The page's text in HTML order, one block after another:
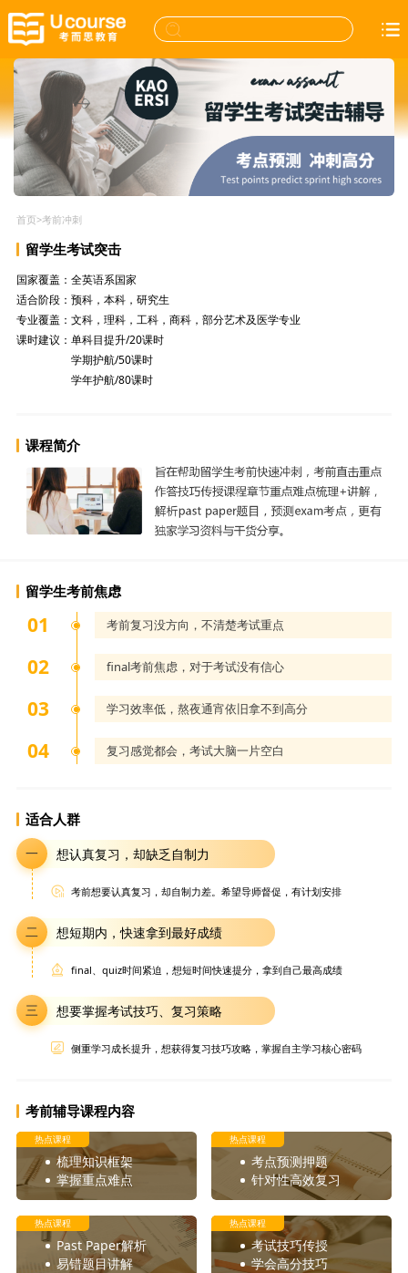
首页>考前冲刺
留学生考试突击
国家覆盖：全英语系国家
适合阶段：预科，本科，研究生
专业覆盖：文科，理科，工科，商科，部分艺术及医学专业
课时建议：单科目提升/20课时
学期护航/50课时
学年护航/80课时
课程简介
留学生考前焦虑
考前复习没方向，不清楚考试重点
final考前焦虑，对于考试没有信心
学习效率低，熬夜通宵依旧拿不到高分
复习感觉都会，考试大脑一片空白
适合人群
想认真复习，却缺乏自制力
考前想要认真复习，却自制力差。希望导师督促，有计划安排
想短期内，快速拿到最好成绩
final、quiz时间紧迫，想短时间快速提分，拿到自己最高成绩
想要掌握考试技巧、复习策略
侧重学习成长提升，想获得复习技巧攻略，掌握自主学习核心密码
考前辅导课程内容
梳理知识框架
掌握重点难点
考点预测押题
针对性高效复习
Past Paper解析
易错题目讲解
考试技巧传授
学会高分技巧